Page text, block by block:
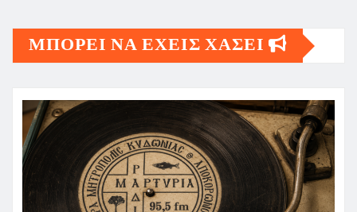
ΜΠΟΡΕΙ ΝΑ ΕΧΕΙΣ ΧΑΣΕΙ